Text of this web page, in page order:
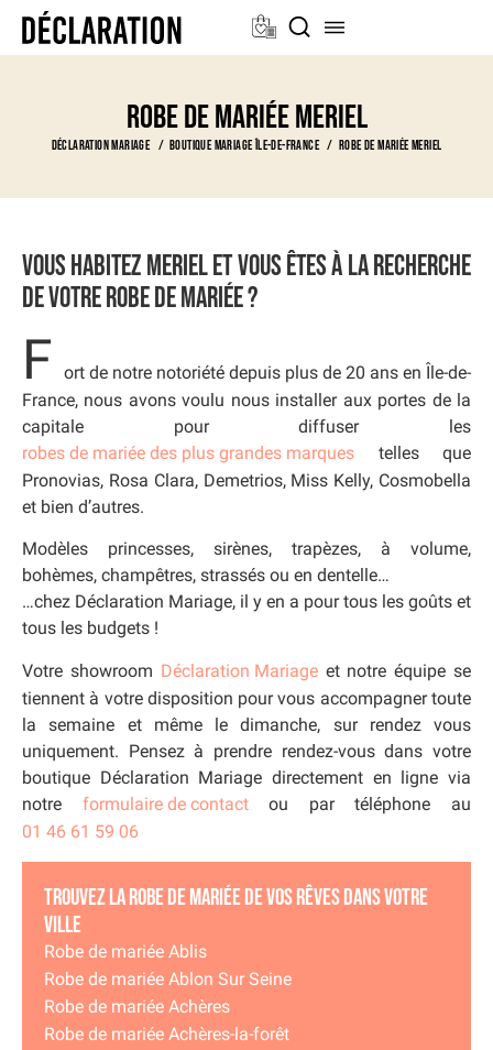
Robe de mariée Meriel
Déclaration Mariage Boutique Mariage Île-de-France Robe de mariée Meriel
Vous habitez Meriel et vous êtes à la recherche
de votre robe de mariée ?
F ort de notre notoriété depuis plus de 20 ans en Île-de-
France, nous avons voulu nous installer aux portes de la
capitale pour diffuser les
robes de mariée des plus grandes marques telles que
Pronovias, Rosa Clara, Demetrios, Miss Kelly, Cosmobella
et bien d’autres.
Modèles princesses, sirènes, trapèzes, à volume,
bohèmes, champêtres, strassés ou en dentelle…
…chez Déclaration Mariage, il y en a pour tous les goûts et
tous les budgets !
Votre showroom Déclaration Mariageet notre équipe se
tiennent à votre disposition pour vous accompagner toute
la semaine et même le dimanche, sur rendez vous
uniquement. Pensez à prendre rendez-vous dans votre
boutique Déclaration Mariage directement en ligne via
notre formulaire de contactou par téléphone au
01 46 61 59 06
Trouvez la robe de mariée de vos rêves dans votre
ville
Robe de mariée Ablis
Robe de mariée Ablon Sur Seine
Robe de mariée Achères
Robe de mariée Achères-la-forêt